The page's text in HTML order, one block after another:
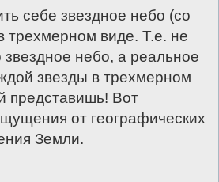
себе звездное небо (со
трехмерном виде. Т.е. не
небо, а реальное
звезды в трехмерном
представишь! Вот
от географических
Земли.